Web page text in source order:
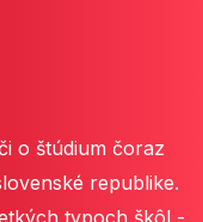
o štúdium čoraz
republike.
typoch škôl -